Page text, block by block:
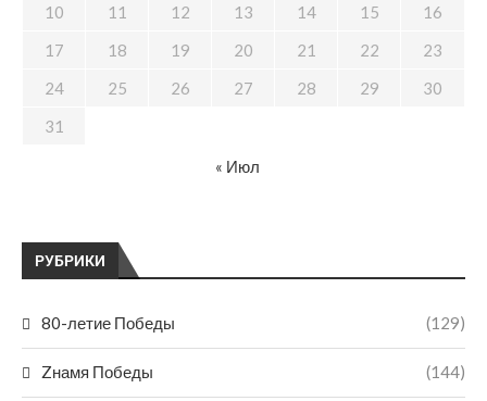
РУБРИКИ
80-летие Победы (129)
Zнамя Победы (144)
10
11 12 13 14 15
16
17
18 19 20 21 22
23
24
25 26 27 28 29
30
31
« Июл